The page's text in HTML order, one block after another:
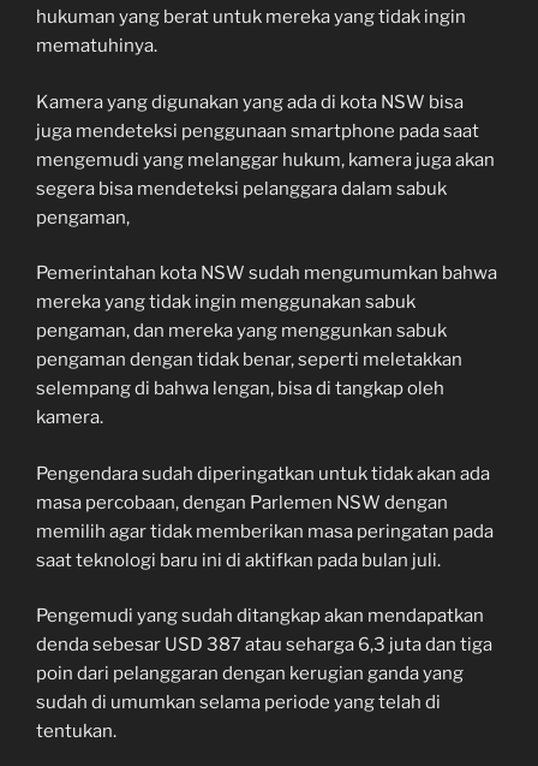
hukuman yang berat untuk mereka yang tidak ingin
mematuhinya.
Kamera yang digunakan yang ada di kota NSW bisa
juga mendeteksi penggunaan smartphone pada saat
mengemudi yang melanggar hukum, kamera juga akan
segera bisa mendeteksi pelanggara dalam sabuk
pengaman,
Pemerintahan kota NSW sudah mengumumkan bahwa
mereka yang tidak ingin menggunakan sabuk
pengaman, dan mereka yang menggunkan sabuk
pengaman dengan tidak benar, seperti meletakkan
selempang di bahwa lengan, bisa di tangkap oleh
kamera.
Pengendara sudah diperingatkan untuk tidak akan ada
masa percobaan, dengan Parlemen NSW dengan
memilih agar tidak memberikan masa peringatan pada
saat teknologi baru ini di aktifkan pada bulan juli.
Pengemudi yang sudah ditangkap akan mendapatkan
denda sebesar USD 387 atau seharga 6,3 juta dan tiga
poin dari pelanggaran dengan kerugian ganda yang
sudah di umumkan selama periode yang telah di
tentukan.